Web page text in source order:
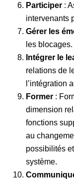
Participer :
intervenants
Gérer les
les blocages.
Intégrer le
relations de
l’intégration
Former :
dimension
fonctions
au
possibilités
système.